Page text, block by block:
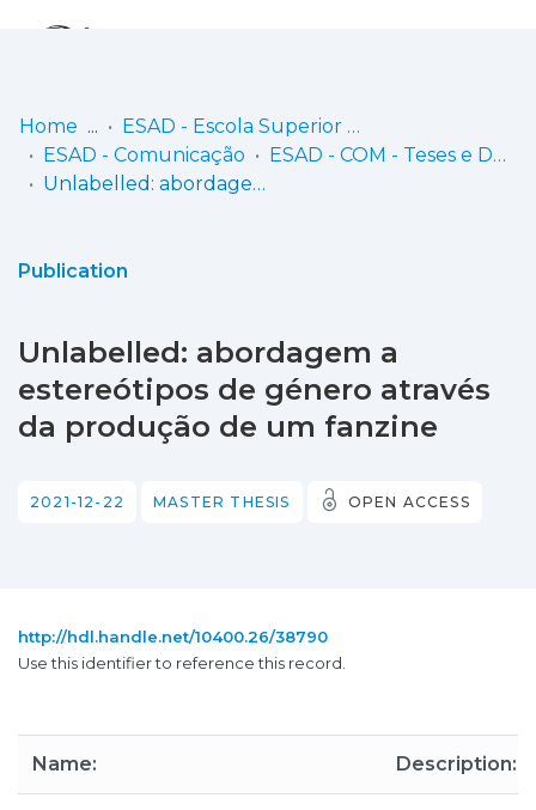
Communities
Statistics
Home
ESAD - Escola Superior de Artes e Design
ESAD - Comunicação
ESAD - COM - Teses e Dissertações
Unlabelled: abordagem a estereótipos de género através da produção de um fanzine
Publication
Unlabelled: abordagem a
estereótipos de género através
da produção de um fanzine
2021-12-22 MASTER THESIS OPEN ACCESS
http://hdl.handle.net/10400.26/38790
Use this identifier to reference this record.
Name: Description: